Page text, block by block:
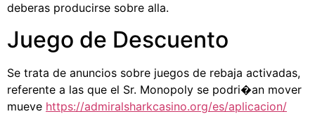
deberas producirse sobre alla.
Juego de Descuento
Se trata de anuncios sobre juegos de rebaja activadas,
referente a las que el Sr. Monopoly se podri�an mover
mueve https://admiralsharkcasino.org/es/aplicacion/